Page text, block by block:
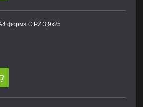
форма С PZ 3,9х25